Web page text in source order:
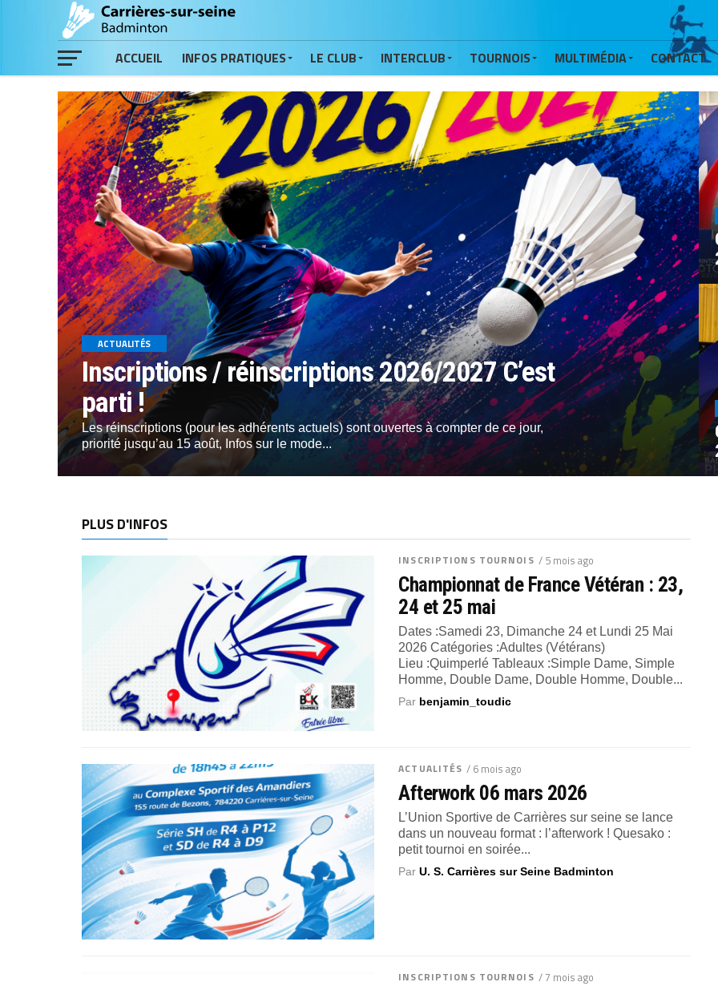
ACCUEIL INFOS PRATIQUES LE CLUB INTERCLUB TOURNOIS MULTIMÉDIA CONTACT
ACTUALITÉS
Inscriptions / réinscriptions 2026/2027 C’est
parti !
Les réinscriptions (pour les adhérents actuels) sont ouvertes à compter de ce jour,
priorité jusqu’au 15 août, Infos sur le mode...
PLUS D'INFOS
INSCRIPTIONS TOURNOIS / 5 mois ago
Championnat de France Vétéran : 23,
24 et 25 mai
Dates :Samedi 23, Dimanche 24 et Lundi 25 Mai
2026 Catégories :Adultes (Vétérans)
Lieu :Quimperlé Tableaux :Simple Dame, Simple
Homme, Double Dame, Double Homme, Double...
Par benjamin_toudic
ACTUALITÉS / 6 mois ago
Afterwork 06 mars 2026
L’Union Sportive de Carrières sur seine se lance
dans un nouveau format : l’afterwork ! Quesako :
petit tournoi en soirée...
ParU. S. Carrières sur Seine Badminton
INSCRIPTIONS TOURNOIS / 7 mois ago